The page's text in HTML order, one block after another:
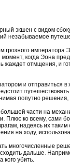
экшен с видом
незабываемое
императора
когда Эона
отмщения, и
и отправиться в
попутно решения,
части на
Плюс ко всему, сами
надеясь их
на ходу,
многочисленные
дальше.
кого убить.